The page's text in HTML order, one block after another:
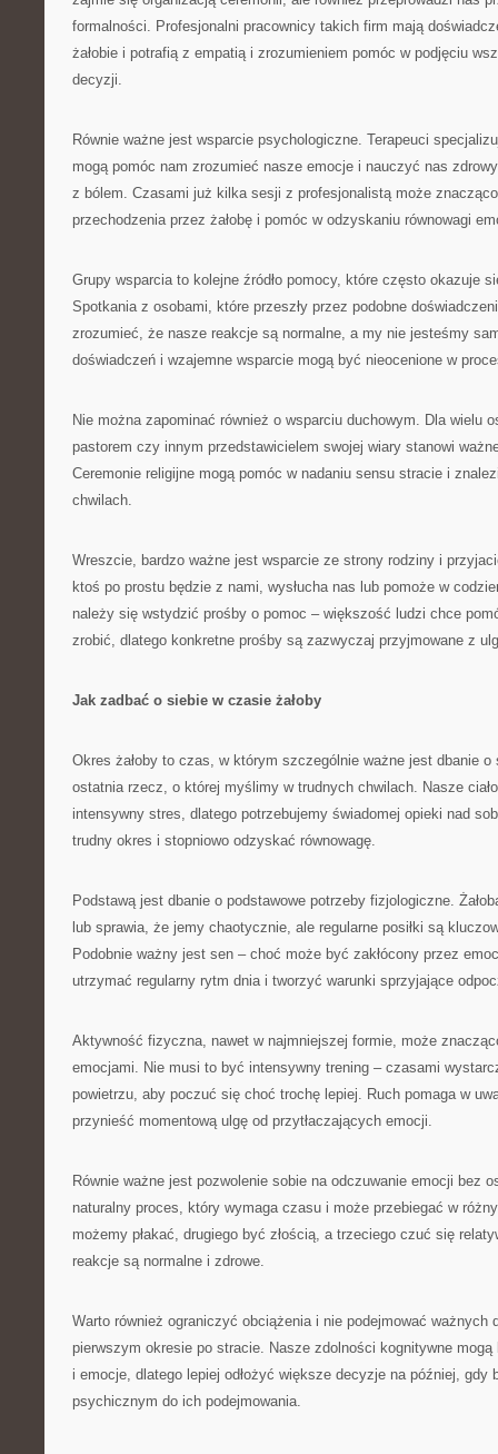
formalności. Profesjonalni pracownicy takich firm mają
żałobie i potrafią z empatią i zrozumieniem pomóc w podjęciu
decyzji.
Równie ważne jest wsparcie psychologiczne. Terapeuci
mogą pomóc nam zrozumieć nasze emocje i nauczyć nas
z bólem. Czasami już kilka sesji z profesjonalistą może znacząco
przechodzenia przez żałobę i pomóc w odzyskaniu równowagi
Grupy wsparcia to kolejne źródło pomocy, które często okazuje
Spotkania z osobami, które przeszły przez podobne
zrozumieć, że nasze reakcje są normalne, a my nie jesteśmy
doświadczeń i wzajemne wsparcie mogą być nieocenione w
Nie można zapominać również o wsparciu duchowym. Dla wielu
pastorem czy innym przedstawicielem swojej wiary stanowi
Ceremonie religijne mogą pomóc w nadaniu sensu stracie i
chwilach.
Wreszcie, bardzo ważne jest wsparcie ze strony rodziny i
ktoś po prostu będzie z nami, wysłucha nas lub pomoże w
należy się wstydzić prośby o pomoc – większość ludzi chce
zrobić, dlatego konkretne prośby są zazwyczaj przyjmowane z
Jak zadbać o siebie w czasie żałoby
Okres żałoby to czas, w którym szczególnie ważne jest dbanie
ostatnia rzecz, o której myślimy w trudnych chwilach. Nasze
intensywny stres, dlatego potrzebujemy świadomej opieki nad
trudny okres i stopniowo odzyskać równowagę.
Podstawą jest dbanie o podstawowe potrzeby fizjologiczne.
lub sprawia, że jemy chaotycznie, ale regularne posiłki są
Podobnie ważny jest sen – choć może być zakłócony przez
utrzymać regularny rytm dnia i tworzyć warunki sprzyjające
Aktywność fizyczna, nawet w najmniejszej formie, może
emocjami. Nie musi to być intensywny trening – czasami
powietrzu, aby poczuć się choć trochę lepiej. Ruch pomaga w
przynieść momentową ulgę od przytłaczających emocji.
Równie ważne jest pozwolenie sobie na odczuwanie emocji bez
naturalny proces, który wymaga czasu i może przebiegać w
możemy płakać, drugiego być złością, a trzeciego czuć się
reakcje są normalne i zdrowe.
Warto również ograniczyć obciążenia i nie podejmować ważnych
pierwszym okresie po stracie. Nasze zdolności kognitywne
i emocje, dlatego lepiej odłożyć większe decyzje na później, gdy
psychicznym do ich podejmowania.